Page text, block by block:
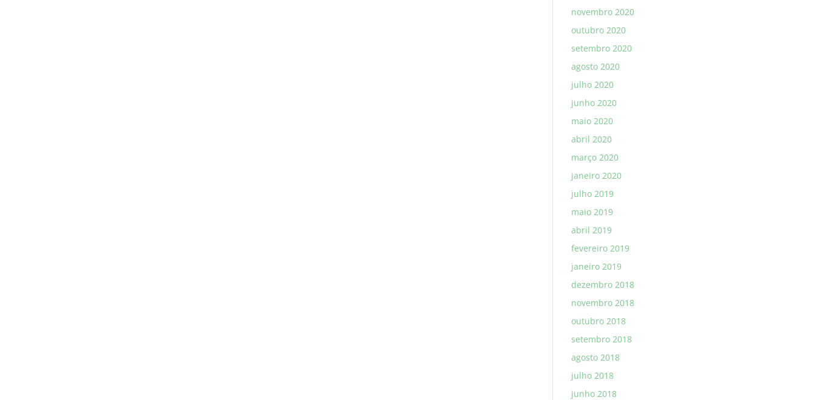
novembro 2020
outubro 2020
setembro 2020
agosto 2020
julho 2020
junho 2020
maio 2020
abril 2020
março 2020
janeiro 2020
julho 2019
maio 2019
abril 2019
fevereiro 2019
janeiro 2019
dezembro 2018
novembro 2018
outubro 2018
setembro 2018
agosto 2018
julho 2018
junho 2018